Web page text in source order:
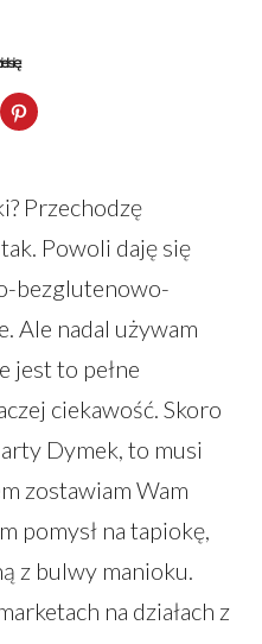
się:
Udostępniej
na
Przechodzę
Powoli daję się
bezglutenowo-
Ale nadal używam
jest to pełne
ciekawość. Skoro
Dymek, to musi
zostawiam Wam
pomysł na tapiokę,
z bulwy manioku.
na działach z